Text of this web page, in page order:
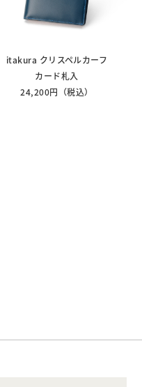
itakura クリスペルカーフ
カード札入
24,200円（税込）